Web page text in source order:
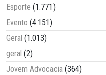
Esporte (1.771)
Evento (4.151)
Geral (1.013)
geral (2)
Jovem Advocacia (364)